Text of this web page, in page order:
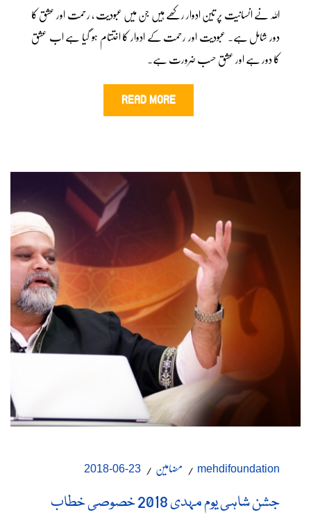
اللہ نے انسانیت پر تین ادوار رکھے ہیں جن میں عبودیت ، رحمت اور عشق کا
دور شامل ہے۔ عبودیت اور رحمت کے ادوار کا اختتام ہو گیا ہے اب عشق
کا دور ہے اور عشق حسب ضرورت ہے۔
READ MORE
mehdifoundation مضامین 23-06-2018
جشن شاہی یوم مہدی 2018 خصوصی خطاب